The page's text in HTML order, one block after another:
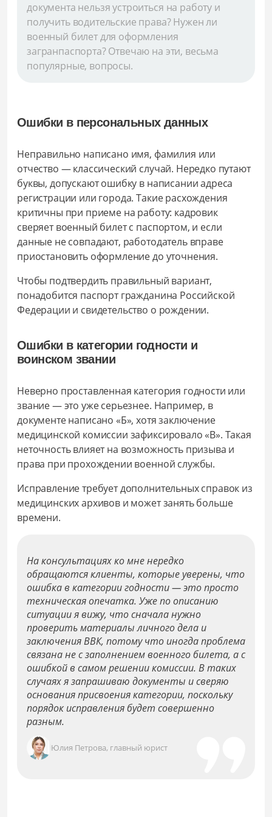
документа нельзя устроиться на работу и
получить водительские права? Нужен ли
военный билет для оформления
загранпаспорта? Отвечаю на эти, весьма
популярные, вопросы.
Ошибки в персональных данных
Неправильно написано имя, фамилия или
отчество — классический случай. Нередко путают
буквы, допускают ошибку в написании адреса
регистрации или города. Такие расхождения
критичны при приеме на работу: кадровик
сверяет военный билет с паспортом, и если
данные не совпадают, работодатель вправе
приостановить оформление до уточнения.
Чтобы подтвердить правильный вариант,
понадобится паспорт гражданина Российской
Федерации и свидетельство о рождении.
Ошибки в категории годности и
воинском звании
Неверно проставленная категория годности или
звание — это уже серьезнее. Например, в
документе написано «Б», хотя заключение
медицинской комиссии зафиксировало «В». Такая
неточность влияет на возможность призыва и
права при прохождении военной службы.
Исправление требует дополнительных справок из
медицинских архивов и может занять больше
времени.
На консультациях ко мне нередко
обращаются клиенты, которые уверены, что
ошибка в категории годности — это просто
техническая опечатка. Уже по описанию
ситуации я вижу, что сначала нужно
проверить материалы личного дела и
заключения ВВК, потому что иногда проблема
связана не с заполнением военного билета, а с
ошибкой в самом решении комиссии. В таких
случаях я запрашиваю документы и сверяю
основания присвоения категории, поскольку
порядок исправления будет совершенно
разным.
Юлия Петрова, главный юрист